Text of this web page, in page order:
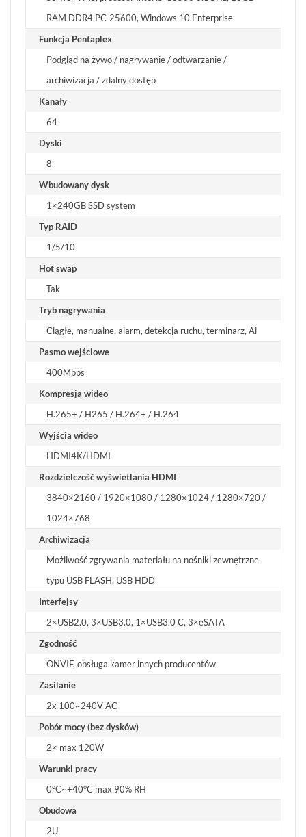
AKTUALNOŚCI
KONTAKT
DOSTAWA
ZWROT
SERWIS
SKLEPU
REGULAMIN
PRYWATNOŚCI
KODY
RAM DDR4 PC-25600, Windows 10 Enterprise
Funkcja Pentaplex
Podgląd na żywo / nagrywanie / odtwarzanie /
archiwizacja / zdalny dostęp
Kanały
64
Dyski
8
Wbudowany dysk
1×240GB SSD system
Typ RAID
1/5/10
Hot swap
Tak
Tryb nagrywania
Ciągłe, manualne, alarm, detekcja ruchu, terminarz, Ai
Pasmo wejściowe
400Mbps
Kompresja wideo
H.265+ / H265 / H.264+ / H.264
Wyjścia wideo
HDMI4K/HDMI
Rozdzielczość wyświetlania HDMI
3840×2160 / 1920×1080 / 1280×1024 / 1280×720 /
1024×768
Archiwizacja
Możliwość zgrywania materiału na nośniki zewnętrzne
typu USB FLASH, USB HDD
Interfejsy
2×USB2.0, 3×USB3.0, 1×USB3.0 C, 3×eSATA
Zgodność
ONVIF, obsługa kamer innych producentów
Zasilanie
2x 100~240V AC
Pobór mocy (bez dysków)
2× max 120W
Warunki pracy
0°C~+40°C max 90% RH
Obudowa
2U